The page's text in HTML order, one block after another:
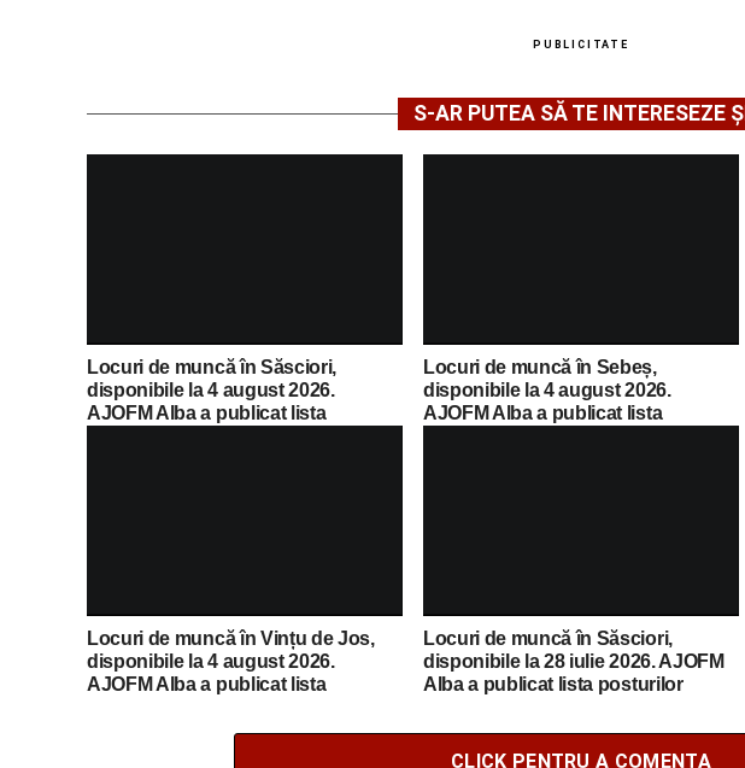
PUBLICITATE
S-AR PUTEA SĂ TE INTERESEZE ȘI
Locuri de muncă în Săsciori,
disponibile la 4 august 2026.
AJOFM Alba a publicat lista
Locuri de muncă în Sebeș,
disponibile la 4 august 2026.
AJOFM Alba a publicat lista
Locuri de muncă în Vințu de Jos,
disponibile la 4 august 2026.
AJOFM Alba a publicat lista
Locuri de muncă în Săsciori,
disponibile la 28 iulie 2026. AJOFM
Alba a publicat lista posturilor
CLICK PENTRU A COMENTA